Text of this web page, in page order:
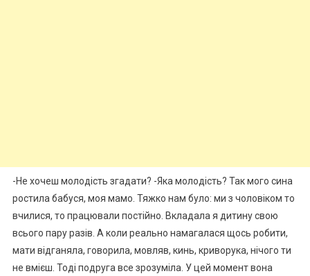
-Не хочеш молодість згадати? -Яка молодість? Так мого сина
ростила бабуся, моя мамо. Тяжко нам було: ми з чоловіком то
вчилися, то працювали постійно. Вкладала я дитину свою
всього пару разів. А коли реально намагалася щось робити,
мати відганяла, говорила, мовляв, кинь, криворука, нічого ти
не вмієш. Тоді подруга все зрозуміла. У цей момент вона